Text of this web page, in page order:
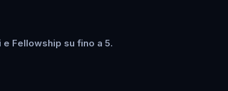
Fellowship su fino a 5.